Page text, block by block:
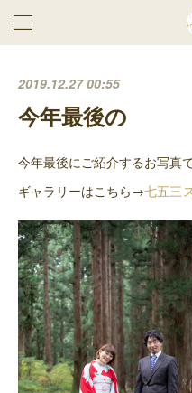
2019.12.27 00:55
今年最後の
今年最後にご紹介するお写真で
ギャラリーはこちら→七五三